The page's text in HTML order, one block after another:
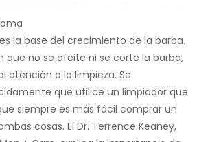
la base del crecimiento de la barba.
que no se afeite ni se corte la barba,
atención a la limpieza. Se
que utilice un limpiador que
siempre es más fácil comprar un
cosas. El Dr. Terrence Keaney,